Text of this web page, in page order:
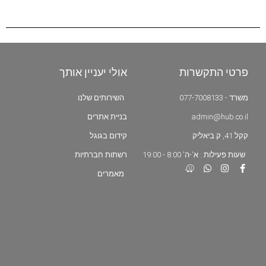
פרטי התקשרות
משרד - 077-7008133
admin@hub.co.il
קקל 41, ק.ביאליק
שעות פעילות : א'-ה' 8:00 - 19:00
אולי יעניין אותך
השירותים שלנו
בניית אתרים
קידום בגוגל
רשתות חברתיות
מאמרים